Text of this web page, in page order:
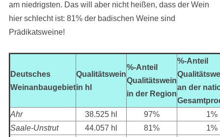
am niedrigsten. Das will aber nicht heißen, dass der Wein
hier schlecht ist: 81% der badischen Weine sind
Prädikatsweine!
Deutsches
Weinanbaugebiet
Qualitätswein
in hl
%-Anteil
Qualitätswein
in der Region
%-Anteil
an der
Ahr
38.525 hl 97%
1%
Saale-Unstrut
44.057 hl 81%
1%